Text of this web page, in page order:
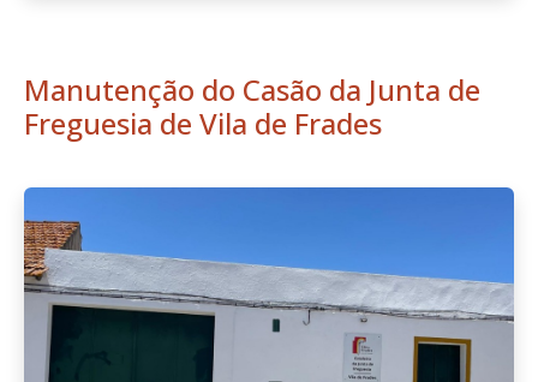
Manutenção do Casão da Junta de
Freguesia de Vila de Frades